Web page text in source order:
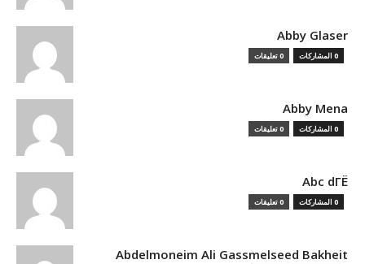
Abby Glaser
0 المشاركات 0 تعليقات
Abby Mena
0 المشاركات 0 تعليقات
Abc dГЁ
0 المشاركات 0 تعليقات
Abdelmoneim Ali Gassmelseed Bakheit